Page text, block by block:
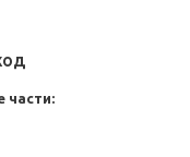
части: